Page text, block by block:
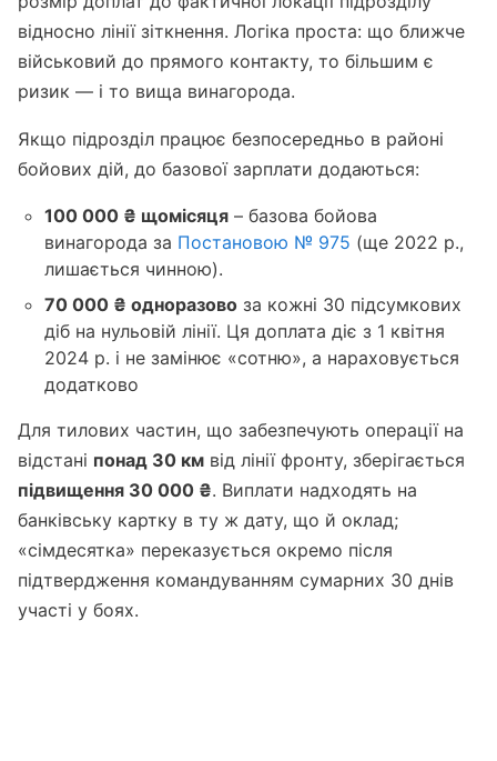
відносно лінії зіткнення. Логіка проста: що ближче
військовий до прямого контакту, то більшим є
ризик — і то вища винагорода.
Якщо підрозділ працює безпосередньо в районі
бойових дій, до базової зарплати додаються:
100 000 ₴ щомісяця – базова бойова
винагорода за Постановою № 975 (ще 2022 р.,
лишається чинною).
70 000 ₴ одноразово за кожні 30 підсумкових
діб на нульовій лінії. Ця доплата діє з 1 квітня
2024 р. і не замінює «сотню», а нараховується
додатково
Для тилових частин, що забезпечують операції на
відстані понад 30 км від лінії фронту, зберігається
підвищення 30 000 ₴. Виплати надходять на
банківську картку в ту ж дату, що й оклад;
«сімдесятка» переказується окремо після
підтвердження командуванням сумарних 30 днів
участі у боях.